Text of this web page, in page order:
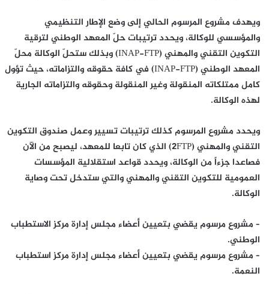
ويهدف مشروع المرسوم الحالي إلى وضع الإطار التنظيمي
والمؤسسي للوكالة، ويحدد ترتيبات حلّ المعهد الوطني لترقية
التكوين التقني والمهني (INAP-FTP) وبذلك ستحلّ الوكالة محلّ
المعهد الوطني (INAP-FTP) في كافة حقوقه والتزاماته، حيث تؤول
كامل ممتلكاته المنقولة وغير المنقولة وحقوقه والتزاماته الجارية
لهذه الوكالة.
ويحدد مشروع المرسوم كذلك ترتيبات تسيير وعمل صندوق التكوين
التقني والمهني (2FTP) الذي كان تابعا للمعهد، ليصبح من الآن
فصاعدا جزءاً من الوكالة، ويحدد قواعد استقلالية المؤسسات
العمومية للتكوين التقني والمهني والتي ستدخل تحت وصاية
الوكالة.
– مشروع مرسوم يقضي بتعيين أعضاء مجلس إدارة مركز الاستطباب
الوطني.
– مشروع مرسوم يقضي بتعيين أعضاء مجلس إدارة مركز استطباب
النعمة.